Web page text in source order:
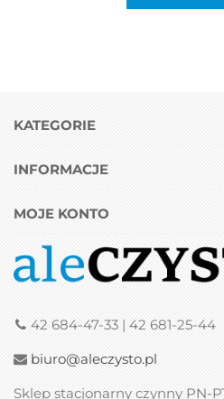
KATEGORIE
INFORMACJE
MOJE KONTO
42 684-47-33 | 42 681-25-44
biuro@aleczysto.pl
Sklep stacjonarny czynny PN-